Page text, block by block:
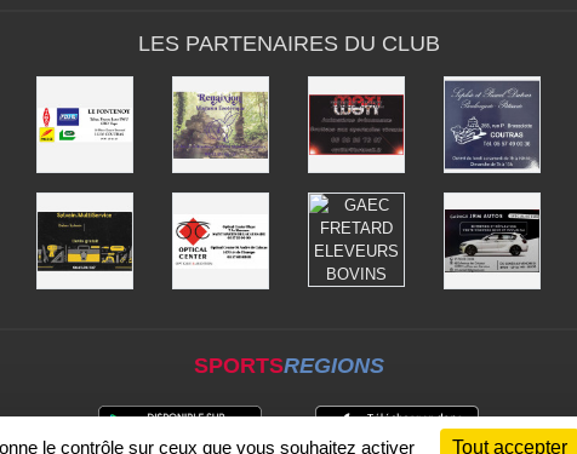
LES PARTENAIRES DU CLUB
SPORTSREGIONS
le contrôle sur ceux que vous souhaitez activer Tout accepter